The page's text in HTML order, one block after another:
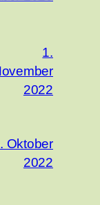
1.
2022
Oktober
2022